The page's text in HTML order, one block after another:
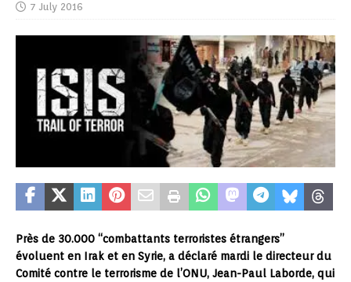
7 July 2016
Près de 30.000 “combattants terroristes étrangers”
évoluent en Irak et en Syrie, a déclaré mardi le directeur du
Comité contre le terrorisme de l’ONU, Jean-Paul Laborde, qui